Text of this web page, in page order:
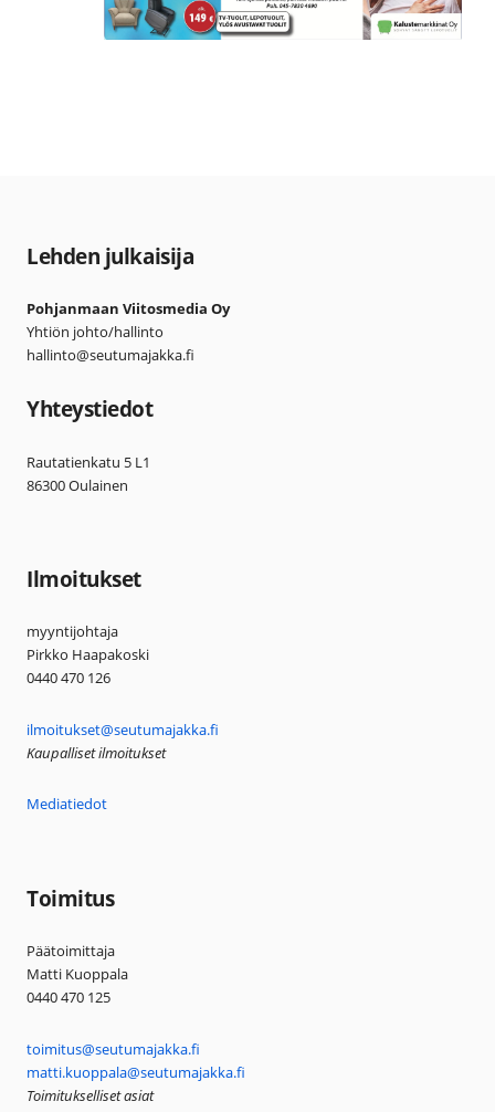
Lehden julkaisija
Pohjanmaan Viitosmedia Oy
Yhtiön johto/hallinto
hallinto@seutumajakka.fi
Yhteystiedot
Rautatienkatu 5 L1
86300 Oulainen
Ilmoitukset
myyntijohtaja
Pirkko Haapakoski
0440 470 126
ilmoitukset@seutumajakka.fi
Kaupalliset ilmoitukset
Mediatiedot
Toimitus
Päätoimittaja
Matti Kuoppala
0440 470 125
toimitus@seutumajakka.fi
matti.kuoppala@seutumajakka.fi
Toimitukselliset asiat